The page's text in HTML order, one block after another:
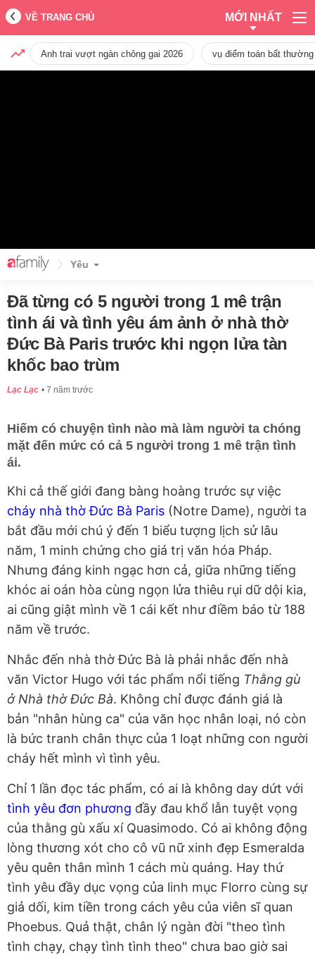
VỀ TRANG CHỦ MỚI NHẤT
Anh trai vượt ngàn chông gai 2026 vụ điểm toán bất
Yêu
Đã từng có 5 người trong 1 mê trận
tình ái và tình yêu ám ảnh ở nhà thờ
Đức Bà Paris trước khi ngọn lửa tàn
khốc bao trùm
Lạc Lạc 7 năm trước
Hiếm có chuyện tình nào mà làm người ta chóng
mặt đến mức có cả 5 người trong 1 mê trận tình
ái.
Khi cả thế giới đang bàng hoàng trước sự việc
cháy nhà thờ Đức Bà Paris (Notre Dame), người ta
bắt đầu mới chú ý đến 1 biểu tượng lịch sử lâu
năm, 1 minh chứng cho giá trị văn hóa Pháp.
Nhưng đáng kinh ngạc hơn cả, giữa những tiếng
khóc ai oán hòa cùng ngọn lửa thiêu rụi dữ dội kia,
ai cũng giật mình về 1 cái kết như điềm báo từ 188
năm về trước.
Nhắc đến nhà thờ Đức Bà là phải nhắc đến nhà
văn Victor Hugo với tác phẩm nổi tiếng Thằng gù
ở Nhà thờ Đức Bà. Không chỉ được đánh giá là
bản "nhân hùng ca" của văn học nhân loại, nó còn
là bức tranh chân thực của 1 loạt những con người
cháy hết mình vì tình yêu.
Chỉ 1 lần đọc tác phẩm, có ai là không day dứt với
tình yêu đơn phương đầy đau khổ lẫn tuyệt vọng
của thằng gù xấu xí Quasimodo. Có ai không động
lòng thương xót cho cô vũ nữ xinh đẹp Esmeralda
yêu quên thân mình 1 cách mù quáng. Hay thứ
tình yêu đầy dục vọng của linh mục Florro cùng sự
giả dối, kim tiền trong cách yêu của viên sĩ quan
Phoebus. Quả thật, chân lý ngàn đời "theo tình
tình chạy, chạy tình tình theo" chưa bao giờ sai